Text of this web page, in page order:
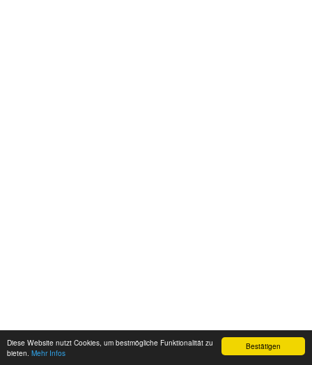
Bestätigen
Diese Website nutzt Cookies, um bestmögliche Funktionalität zu
bieten. Mehr Infos